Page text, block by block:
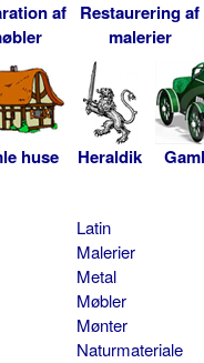
af Restaurering af
malerier
huse Heraldik
Latin
Malerier
Metal
Møbler
Mønter
Naturmateriale